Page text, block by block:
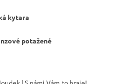
kytara
potažené